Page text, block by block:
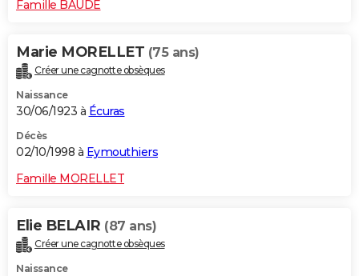
Famille BAUDE
Marie MORELLET (75 ans)
Créer une cagnotte obsèques
Naissance
30/06/1923 à Écuras
Décès
02/10/1998 à Eymouthiers
Famille MORELLET
Elie BELAIR (87 ans)
Créer une cagnotte obsèques
Naissance